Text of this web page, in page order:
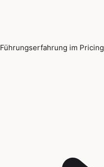
Führungserfahrung im Pricing